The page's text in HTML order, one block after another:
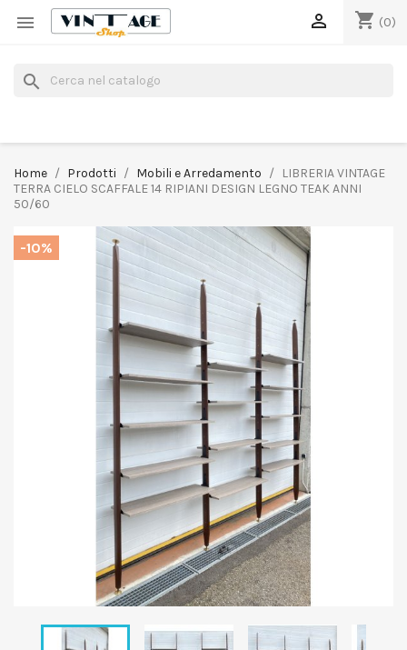
 shopping_cart (0)

search
Home Prodotti Mobili e Arredamento
LIBRERIA VINTAGE
TERRA CIELO SCAFFALE 14 RIPIANI DESIGN LEGNO TEAK ANNI
50/60
-10%